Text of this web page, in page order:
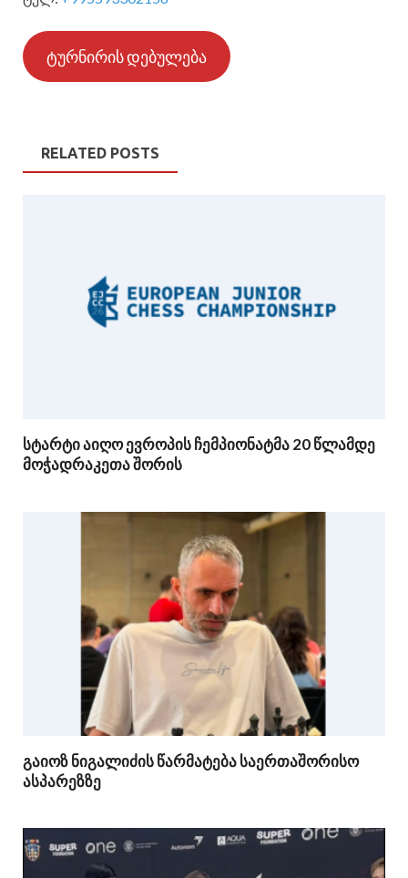
ტურნირის დებულება
RELATED POSTS
სტარტი აიღო ევროპის ჩემპიონატმა 20 წლამდე
მოჭადრაკეთა შორის
გაიოზ ნიგალიძის წარმატება საერთაშორისო
ასპარეზზე